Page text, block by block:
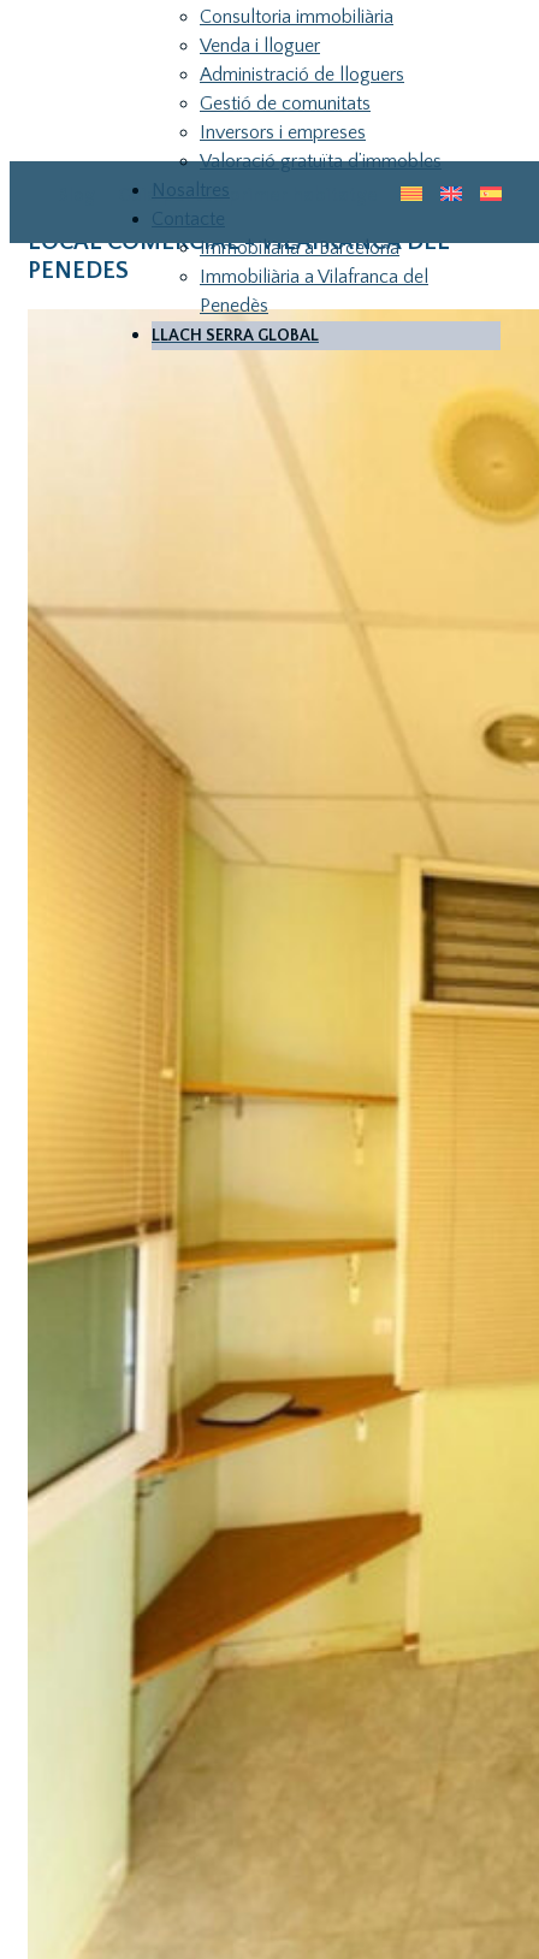
Guia pel teu primer habitatge
Consultoria immobiliària
Venda i lloguer
Administració de lloguers
Gestió de comunitats
Inversors i empreses
Valoració gratuïta d’immobles
Nosaltres
Contacte
Immobiliària a Barcelona
Immobiliària a Vilafranca del
Penedès
LLACH SERRA GLOBAL
LOCAL COMERCIAL - VILAFRANCA DEL
PENEDES